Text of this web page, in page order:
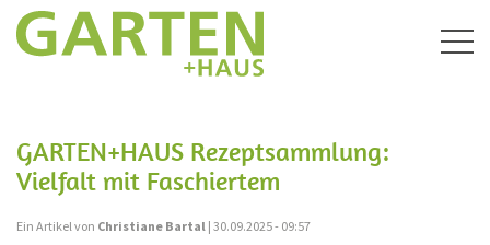
GARTEN+HAUS Rezeptsammlung:
Vielfalt mit Faschiertem
Ein Artikel von Christiane Bartal | 30.09.2025 - 09:57